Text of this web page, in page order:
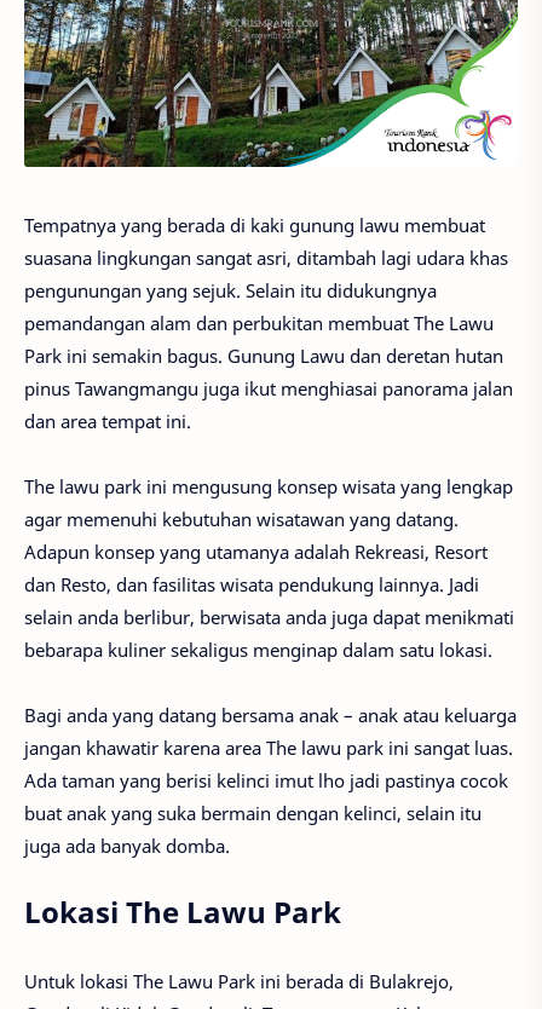
Tempatnya yang berada di kaki gunung lawu membuat
suasana lingkungan sangat asri, ditambah lagi udara khas
pengunungan yang sejuk. Selain itu didukungnya
pemandangan alam dan perbukitan membuat The Lawu
Park ini semakin bagus. Gunung Lawu dan deretan hutan
pinus Tawangmangu juga ikut menghiasai panorama jalan
dan area tempat ini.
The lawu park ini mengusung konsep wisata yang lengkap
agar memenuhi kebutuhan wisatawan yang datang.
Adapun konsep yang utamanya adalah Rekreasi, Resort
dan Resto, dan fasilitas wisata pendukung lainnya. Jadi
selain anda berlibur, berwisata anda juga dapat menikmati
bebarapa kuliner sekaligus menginap dalam satu lokasi.
Bagi anda yang datang bersama anak – anak atau keluarga
jangan khawatir karena area The lawu park ini sangat luas.
Ada taman yang berisi kelinci imut lho jadi pastinya cocok
buat anak yang suka bermain dengan kelinci, selain itu
juga ada banyak domba.
Lokasi The Lawu Park
Untuk lokasi The Lawu Park ini berada di Bulakrejo,